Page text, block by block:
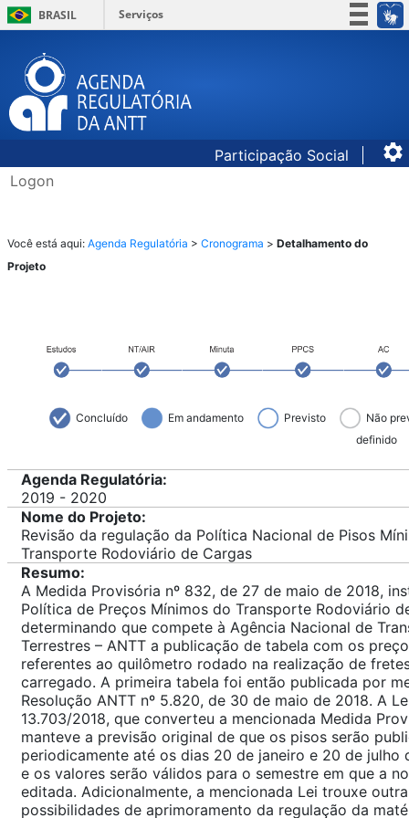
BRASIL
Serviços
Canais
Participação Social
Logon
​​​​​​Você está aqui: ​​​ Agenda Regulatória ​ > Cronograma ​ > Detalhamento do
Projeto
Concluído Em andamento Previsto
Não
definido
Agenda Regulatória:
2019 - 2020
Nome do Projeto:
Revisão da regulação da Política Nacional de Pisos
Transporte Rodoviário de Cargas
Resumo:
A Medida Provisória nº 832, de 27 de maio de 2018,
Política de Preços Mínimos do Transporte Rodoviário
determinando que compete à Agência Nacional de
Terrestres – ANTT a publicação de tabela com os
referentes ao quilômetro rodado na realização de
carregado. A primeira tabela foi então publicada por
Resolução ANTT nº 5.820, de 30 de maio de 2018. A
13.703/2018, que converteu a mencionada Medida
manteve a previsão original de que os pisos serão
periodicamente até os dias 20 de janeiro e 20 de julho
e os valores serão válidos para o semestre em que a
editada. Adicionalmente, a mencionada Lei trouxe
possibilidades de aprimoramento da regulação da